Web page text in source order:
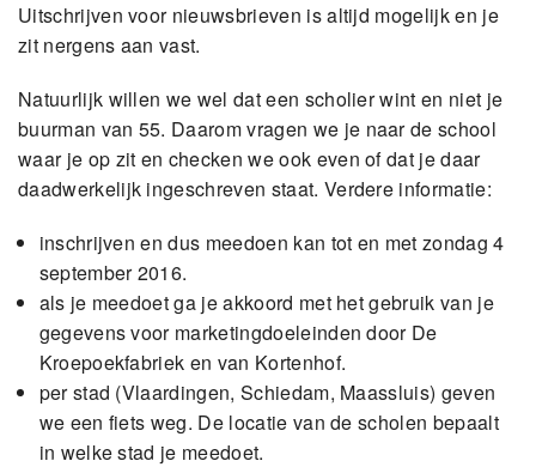
Uitschrijven voor nieuwsbrieven is altijd mogelijk en je
zit nergens aan vast.
Natuurlijk willen we wel dat een scholier wint en niet je
buurman van 55. Daarom vragen we je naar de school
waar je op zit en checken we ook even of dat je daar
daadwerkelijk ingeschreven staat. Verdere informatie:
inschrijven en dus meedoen kan tot en met zondag 4
september 2016.
als je meedoet ga je akkoord met het gebruik van je
gegevens voor marketingdoeleinden door De
Kroepoekfabriek en van Kortenhof.
per stad (Vlaardingen, Schiedam, Maassluis) geven
we een fiets weg. De locatie van de scholen bepaalt
in welke stad je meedoet.